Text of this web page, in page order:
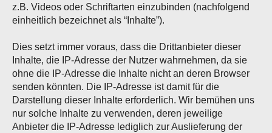
z.B. Videos oder Schriftarten einzubinden (nachfolgend
einheitlich bezeichnet als “Inhalte”).
Dies setzt immer voraus, dass die Drittanbieter dieser
Inhalte, die IP-Adresse der Nutzer wahrnehmen, da sie
ohne die IP-Adresse die Inhalte nicht an deren Browser
senden könnten. Die IP-Adresse ist damit für die
Darstellung dieser Inhalte erforderlich. Wir bemühen uns
nur solche Inhalte zu verwenden, deren jeweilige
Anbieter die IP-Adresse lediglich zur Auslieferung der